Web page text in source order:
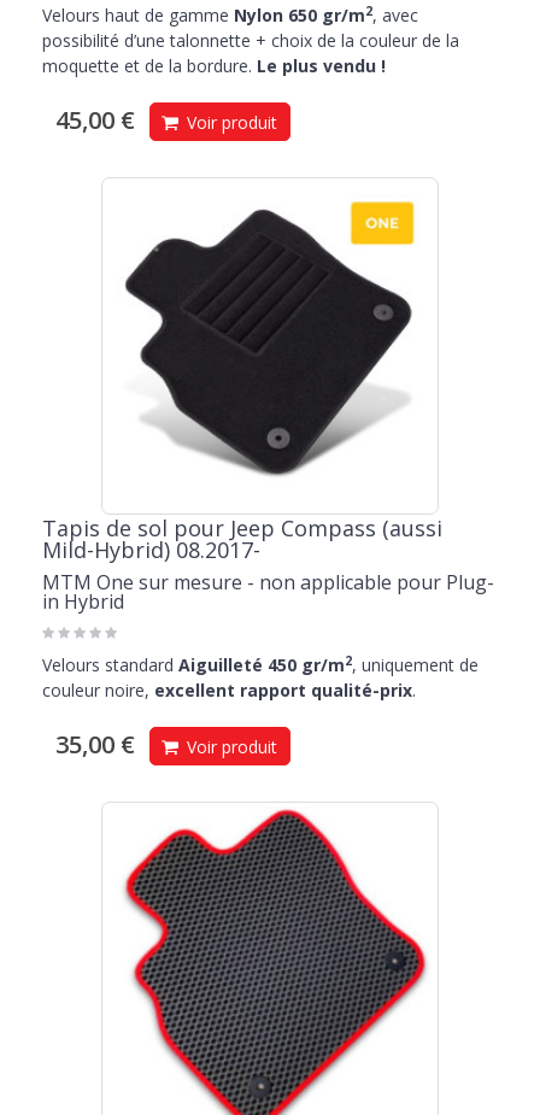
Velours haut de gamme Nylon 650 gr/m2, avec
possibilité d’une talonnette + choix de la couleur de la
moquette et de la bordure. Le plus vendu !
45,00 € Voir produit
Tapis de sol pour Jeep Compass (aussi
Mild-Hybrid) 08.2017-
MTM One sur mesure - non applicable pour Plug-
in Hybrid
Velours standard Aiguilleté 450 gr/m2, uniquement de
couleur noire, excellent rapport qualité-prix.
35,00 € Voir produit